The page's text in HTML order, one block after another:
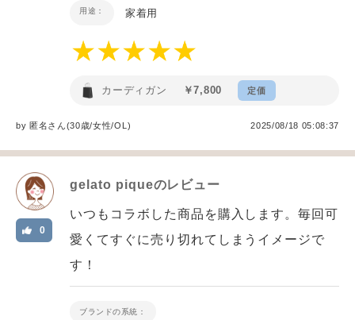
用途： 家着用
カーディガン ￥7,800 定価
by匿名さん(30歳/女性/OL ) 2025/08/18 05:08:37
gelato piqueのレビュー
0
いつもコラボした商品を購入します。毎回可
愛くてすぐに売り切れてしまうイメージで
す！
ブランドの系統：